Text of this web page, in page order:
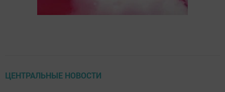
ЦЕНТРАЛЬНЫЕ НОВОСТИ